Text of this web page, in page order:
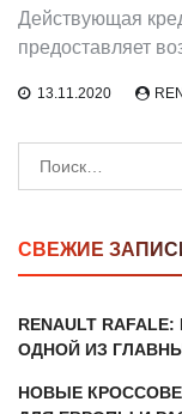
Действующая
предоставляет
13.11.2020
СВЕЖИЕ
RENAULT
ОДНОЙ ИЗ
НОВЫЕ